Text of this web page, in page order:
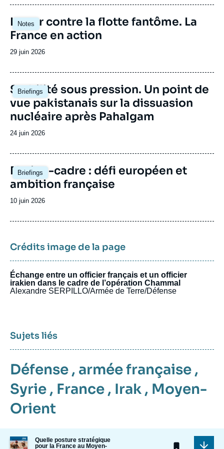
publication
Notes
Image
principale
Lutter contre la flotte fantôme. La
France en action
Date
publication
29 juin 2026
Briefings
Image
principale
Stabilité sous pression. Un point de
vue pakistanais sur la dissuasion
nucléaire après Pahalgam
Date
publication
24 juin 2026
Briefings
Image
principale
Nation-cadre : défi européen et
ambition française
Date
publication
10 juin 2026
Crédits image de la page
Échange entre un officier français et un officier
irakien dans le cadre de l’opération Chammal
Alexandre SERPILLO/Armée de Terre/Défense
Sujets liés
Défense , armée française ,
Syrie , France , Irak , Moyen-
Orient
Image
Quelle posture stratégique
pour la France au Moyen-